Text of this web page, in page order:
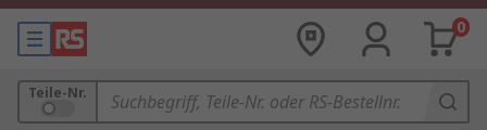
0
Teile-Nr.